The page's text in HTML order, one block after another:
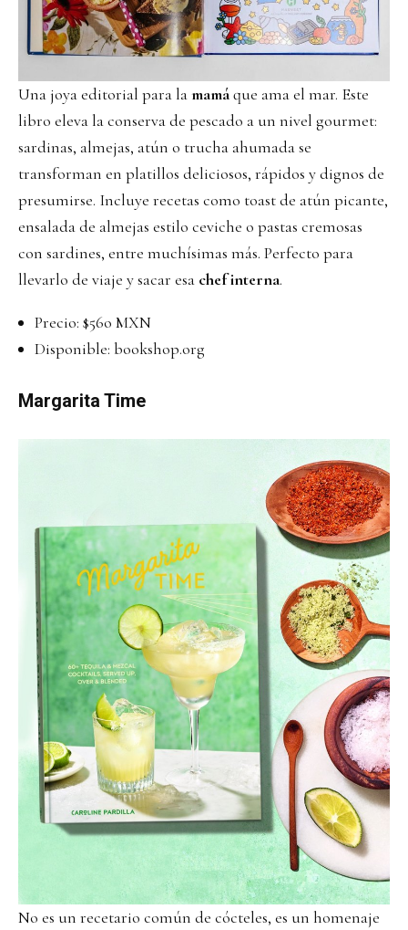
Una joya editorial para lamamáque ama el mar. Este
libro eleva la conserva de pescado a un nivel gourmet:
sardinas, almejas, atún o trucha ahumada se
transforman en platillos deliciosos, rápidos y dignos de
presumirse. Incluye recetas como toast de atún picante,
ensalada de almejas estilo ceviche o pastas cremosas
con sardines, entre muchísimas más. Perfecto para
llevarlo de viaje y sacar esa chefinterna.
Precio: $56o MXN
Disponible: bookshop.org
Margarita Time
No es un recetario común de cócteles, es un homenaje